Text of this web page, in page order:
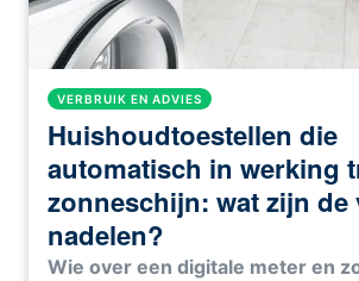
VERBRUIK EN ADVIES
Huishoudtoestellen die
automatisch in werking
zonneschijn: wat zijn de
nadelen?
Wie over een digitale meter en